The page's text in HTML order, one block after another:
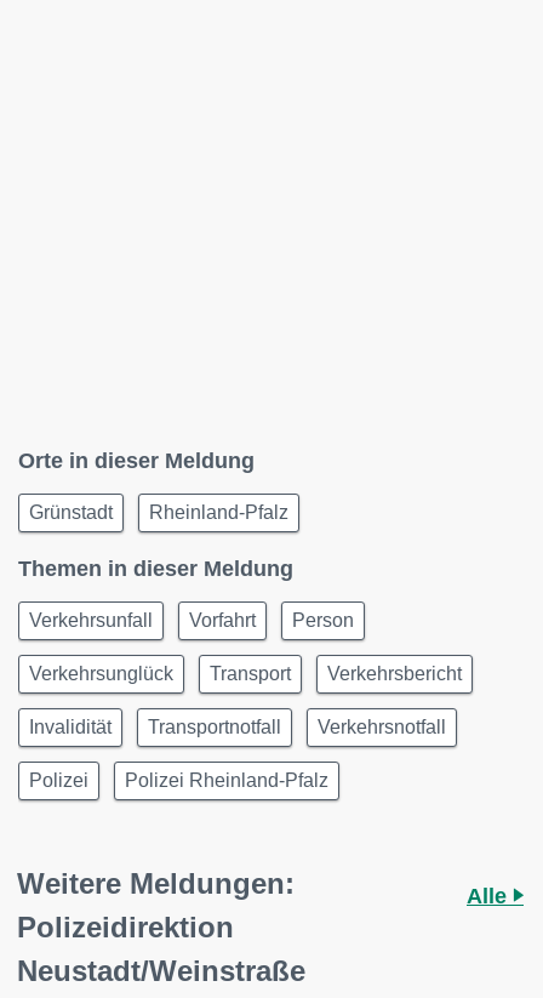
Orte in dieser Meldung
Grünstadt Rheinland-Pfalz
Themen in dieser Meldung
Verkehrsunfall Vorfahrt Person
Verkehrsunglück Transport Verkehrsbericht
Invalidität Transportnotfall Verkehrsnotfall
Polizei Polizei Rheinland-Pfalz
Weitere Meldungen:
Polizeidirektion
Neustadt/Weinstraße
Alle